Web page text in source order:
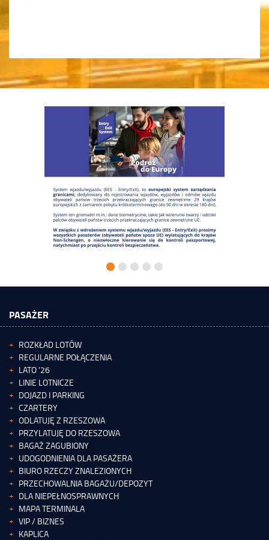
PASAŻER
ROZKŁAD LOTÓW
REGULARNE POŁĄCZENIA
LATO '26
LINIE LOTNICZE
DOJAZD I PARKING
CZARTERY
ODLATUJĘ Z RZESZOWA
PRZYLATUJĘ DO RZESZOWA
BAGAŻ ZAGUBIONY
UDOGODNIENIA DLA PASAŻERA
BIURO RZECZY ZNALEZIONYCH
PRZECHOWALNIA BAGAŻU/DEPOZYT
DLA NIEPEŁNOSPRAWNYCH
MAPA TERMINALA
VIP / BIZNES
KAPLICA